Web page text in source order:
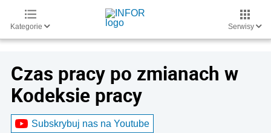
Kategorie Serwisy
Czas pracy po zmianach w
Kodeksie pracy
Subskrybuj nas na Youtube